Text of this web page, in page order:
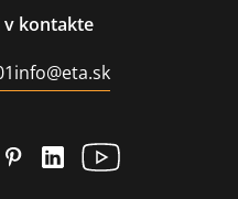
v kontakte
info@eta.sk